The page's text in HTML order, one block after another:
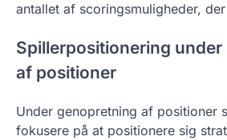
antallet af scoringsmuligheder,
Spillerpositionering
af positioner
Under genopretning af positioner
fokusere på at positionere sig